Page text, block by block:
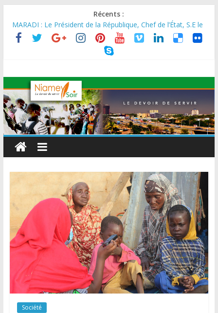
Récents :
AES : Le Chef de l’Etat a reçu en audience à Maradi les
ministres en charge de l’Environnement du Burkina Faso et du
Mali.
MARADI : Le Président de la République, Chef de l’État, S.E le
pour la célébration de la 3ᵉ édition de la Journée Nationale de
l’Arbre (JNA).
LA BIDC ET CORIS HOLDING SIGNENT UN ACCORD DE
FINANCEMENT DE 80 MILLIONS D’EUROS POUR
RENFORCER LES CHAÎNES DE VALEUR ALIMENTAIRES,
ÉNERGÉTIQUES ET AGRICOLES EN AFRIQUE DE L’OUEST
SEMAINE DU KAWAR 2026: Le Ministre de l’Intérieur, le
Général de Division Mohamed TOUMBA a reçu en audience
BANQUE MONDIALE : L’IA offre un levier vital aux économies
en développement en panne de croissance (Communiqué)
Société